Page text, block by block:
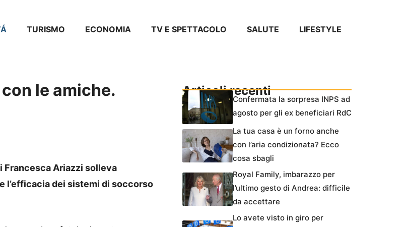
TURISMO ECONOMIA TV E SPETTACOLO SALUTE LIFESTYLE
le amiche.
Francesca Ariazzi solleva
l’efficacia dei sistemi di soccorso
Articoli recenti
Confermata la sorpresa INPS ad
agosto per gli ex beneficiari RdC
La tua casa è un forno anche
con l’aria condizionata? Ecco
cosa sbagli
Royal Family, imbarazzo per
l’ultimo gesto di Andrea: difficile
da accettare
Lo avete visto in giro per